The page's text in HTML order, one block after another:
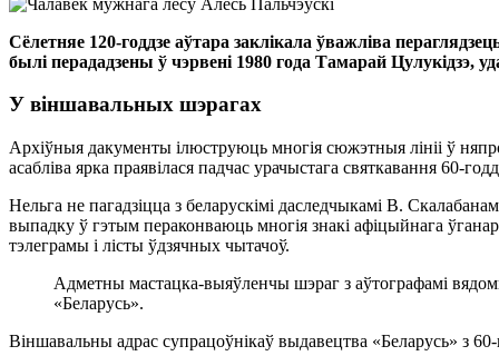
Сёлетняе 120-годдзе аўтара заклікала ўважліва
былі перададзены ў чэрвені 1980 года Тамарай Цулукідзэ,
У віншавальных шэрагах
Архіўныя дакументы ілюструюць многія сюжэтныя лініі ў
асабліва ярка праявілася падчас урачыстага святкавання 60-
Нельга не пагадзіцца з беларускімі даследчыкамі В.
выпадку ў гэтым пераконваюць многія знакі афіцыйнага
тэлеграмы і лісты ўдзячных чытачоў.
Адметны мастацка-выяўленчы шэраг з аўтографамі
«Беларусь».
Віншавальны адрас супрацоўнікаў выдавецтва «Беларусь» з